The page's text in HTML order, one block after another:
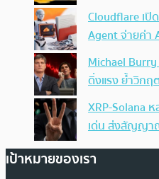
Cloudflare เปิ
Agent จ่ายค่า
Michael
ดิ่งแรง ย้ำวิก
XRP-Solana
เด่น ส่งสัญญา
เป้าหมายของเรา